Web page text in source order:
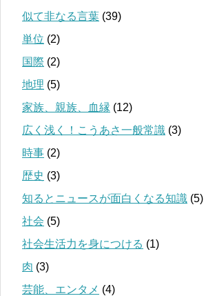
似て非なる言葉 (39)
単位 (2)
国際 (2)
地理 (5)
家族、親族、血縁 (12)
広く浅く！こうあさ一般常識 (3)
時事 (2)
歴史 (3)
知るとニュースが面白くなる知識 (5)
社会 (5)
社会生活力を身につける (1)
肉 (3)
芸能、エンタメ (4)